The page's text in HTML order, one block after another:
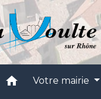
home Votre mairie